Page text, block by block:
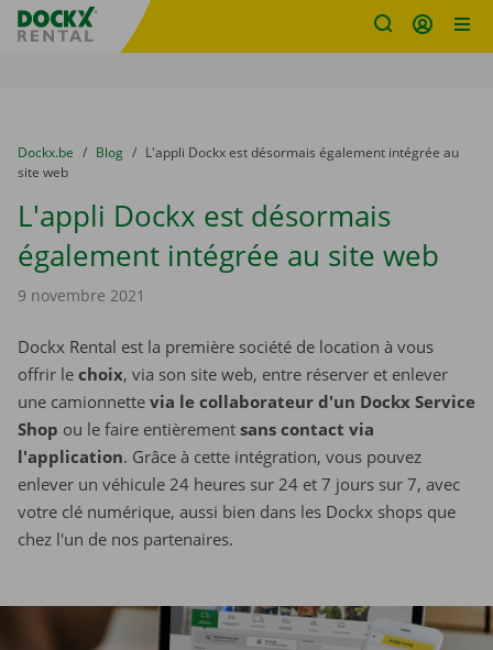
sitename
You are here:
du
Dockx.be to
Blog to
L'appli Dockx est désormais également intégrée au
site web
L'appli Dockx est désormais
également intégrée au site web
9 novembre 2021
Dockx Rental est la première société de location à vous
offrir le choix, via son site web, entre réserver et enlever
une camionnette via le collaborateur d'un Dockx Service
Shop ou le faire entièrement sans contact via
l'application. Grâce à cette intégration, vous pouvez
enlever un véhicule 24 heures sur 24 et 7 jours sur 7, avec
votre clé numérique, aussi bien dans les Dockx shops que
chez l'un de nos partenaires.